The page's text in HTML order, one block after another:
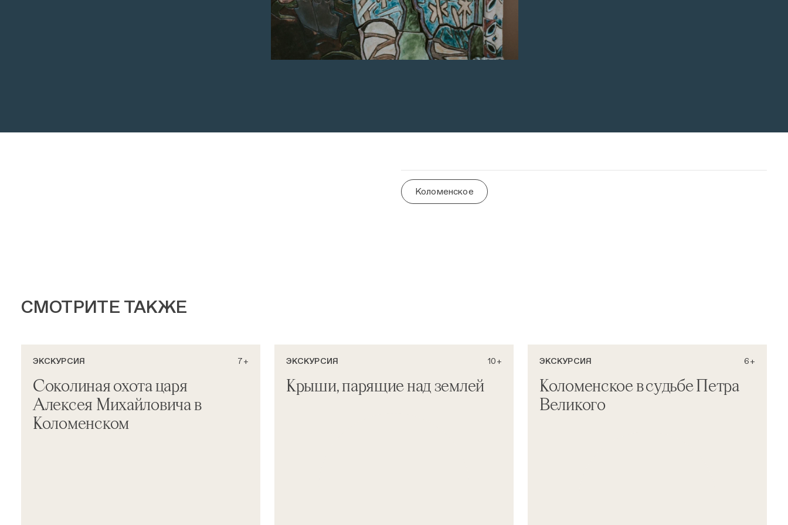
Коломенское
СМОТРИТЕ ТАКЖЕ
ЭКСКУРСИЯ 7+
Соколиная охота царя
Алексея Михайловича в
Коломенском
ЭКСКУРСИЯ 10+
Крыши, парящие над землей
ЭКСКУРСИЯ 6+
Коломенское в судьбе Петра
Великого